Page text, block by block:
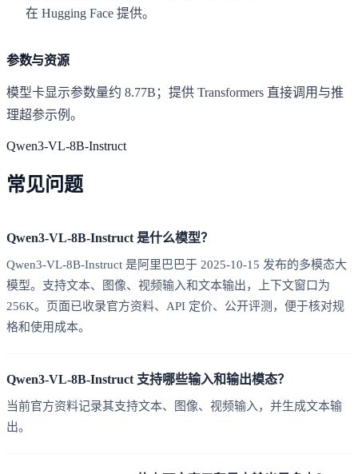
在 Hugging Face 提供。
参数与资源
模型卡显示参数量约 8.77B；提供 Transformers 直接调用与推
理超参示例。
Qwen3-VL-8B-Instruct
常见问题
Qwen3-VL-8B-Instruct 是什么模型？
Qwen3-VL-8B-Instruct 是阿里巴巴于 2025-10-15 发布的多模态大
模型。支持文本、图像、视频输入和文本输出，上下文窗口为
256K。页面已收录官方资料、API 定价、公开评测，便于核对规
格和使用成本。
Qwen3-VL-8B-Instruct 支持哪些输入和输出模态？
当前官方资料记录其支持文本、图像、视频输入，并生成文本输
出。